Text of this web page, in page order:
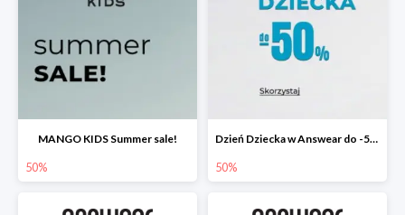
MANGO KIDS Summer sale!
50%
Dzień Dziecka w Answear do -50%
50%